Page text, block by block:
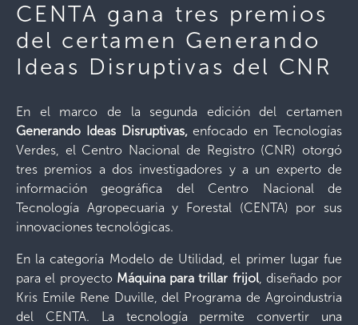
CENTA gana tres premios
del certamen Generando
Ideas Disruptivas del CNR
En el marco de la segunda edición del certamen
Generando Ideas Disruptivas,enfocado en Tecnologías
Verdes, el Centro Nacional de Registro (CNR) otorgó
tres premios a dos investigadores y a un experto de
información geográfica del Centro Nacional de
Tecnología Agropecuaria y Forestal (CENTA) por sus
innovaciones tecnológicas.
En la categoría Modelo de Utilidad, el primer lugar fue
para el proyecto Máquina para trillar frijol, diseñado por
Kris Emile Rene Duville, del Programa de Agroindustria
del CENTA. La tecnología permite convertir una